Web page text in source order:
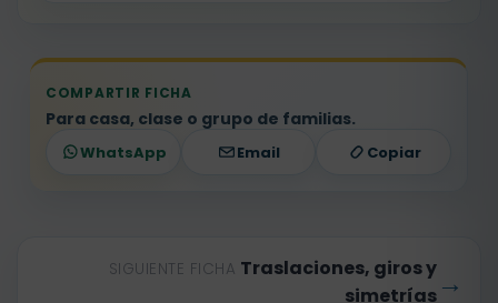
COMPARTIR FICHA
Para casa, clase o grupo de familias.
WhatsApp Email Copiar
SIGUIENTE FICHA Traslaciones, giros y
simetrías →